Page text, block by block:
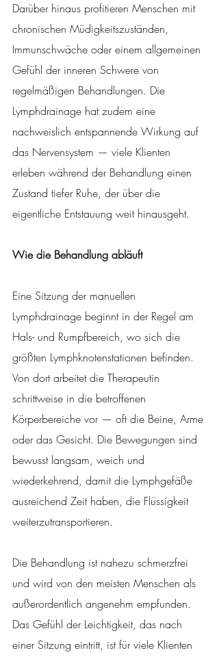
Darüber hinaus profitieren Menschen mit
chronischen Müdigkeitszuständen,
Immunschwäche oder einem allgemeinen
Gefühl der inneren Schwere von
regelmäßigen Behandlungen. Die
Lymphdrainage hat zudem eine
nachweislich entspannende Wirkung auf
das Nervensystem — viele Klienten
erleben während der Behandlung einen
Zustand tiefer Ruhe, der über die
eigentliche Entstauung weit hinausgeht.
Wie die Behandlung abläuft
Eine Sitzung der manuellen
Lymphdrainage beginnt in der Regel am
Hals- und Rumpfbereich, wo sich die
größten Lymphknotenstationen befinden.
Von dort arbeitet die Therapeutin
schrittweise in die betroffenen
Körperbereiche vor — oft die Beine, Arme
oder das Gesicht. Die Bewegungen sind
bewusst langsam, weich und
wiederkehrend, damit die Lymphgefäße
ausreichend Zeit haben, die Flüssigkeit
weiterzutransportieren.
Die Behandlung ist nahezu schmerzfrei
und wird von den meisten Menschen als
außerordentlich angenehm empfunden.
Das Gefühl der Leichtigkeit, das nach
einer Sitzung eintritt, ist für viele Klienten